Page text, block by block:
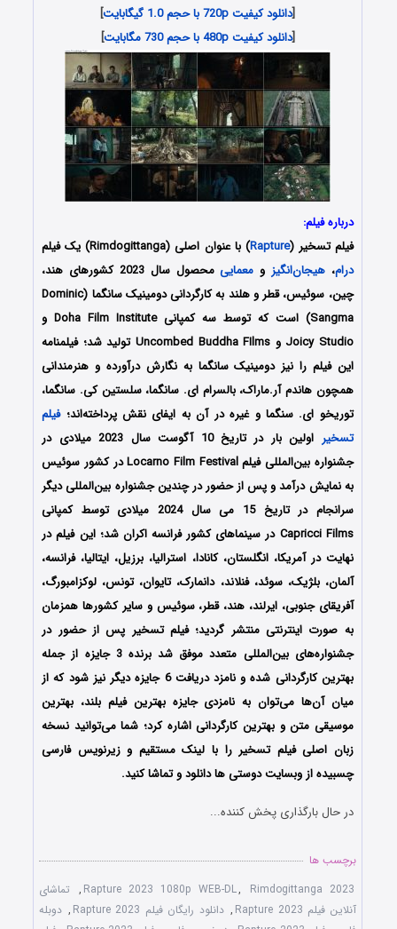
[دانلود کیفیت 720p با حجم 1.0 گیگابایت
]
[دانلود کیفیت 480p با حجم 730 مگابایت ]
درباره فیلم:
فیلم تسخیر (Rapture) با عنوان اصلی (Rimdogittanga) یک فیلم
درام،هیجان‌انگیز و معمایی
محصول سال 2023 کشورهای هند،
چین، سوئیس، قطر و هلند به کارگردانی دومینیک سانگما (Dominic
Sangma) است که توسط سه کمپانی‌ Doha Film Institute و
Joicy Studio و Uncombed Buddha FIlms تولید شد؛ فیلمنامه
این فیلم را نیز دومینیک سانگما به نگارش درآورده و هنرمندانی
همچون هاندم آر.ماراک، بالسرام ای. سانگما، سلستین کی. سانگما،
توریخو ای. سنگما و غیره در آن به ایفای نقش پرداخته‌اند؛فیلم
تسخیر
اولین بار در تاریخ 10 آگوست سال 2023 میلادی در
جشنواره بین‌المللی فیلم Locarno Film Festival در کشور سوئیس
به نمایش درآمد و پس از حضور در چندین جشنواره بین‌المللی دیگر
سرانجام در تاریخ 15 می سال 2024 میلادی توسط کمپانی‌
Capricci Films در سینماهای کشور فرانسه اکران شد؛ این فیلم در
نهایت در آمریکا، انگلستان، کانادا، استرالیا، برزیل، ایتالیا، فرانسه،
آلمان، بلژیک، سوئد، فنلاند، دانمارک، تایوان، تونس، لوکزامبورگ،
آفریقای جنوبی، ایرلند، هند، قطر، سوئیس و سایر کشورها همزمان
به صورت اینترنتی منتشر گردید؛ فیلم تسخیر پس از حضور در
جشنواره‌‌‌های بین‌المللی متعدد موفق شد برنده 3 جایزه از جمله
بهترین کارگردانی شده و نامزد دریافت 6 جایزه دیگر نیز شود که از
میان آن‌ها می‌توان به نامزدی جایزه بهترین فیلم بلند، بهترین
موسیقی متن و بهترین کارگردانی اشاره کرد؛ شما می‌توانید نسخه
زبان اصلی فیلم تسخیر را با ‌لینک مستقیم و زیرنویس فارسی
چسبیده از وبسایت دوستی ها دانلود و تماشا کنید.
در حال بارگذاری پخش کننده...
برچسب ها
Rapture 2023 1080p WEB-DL, Rimdogittanga 2023
, تماشای
آنلاین فیلم Rapture 2023
, دانلود رایگان فیلم Rapture 2023 , دوبله